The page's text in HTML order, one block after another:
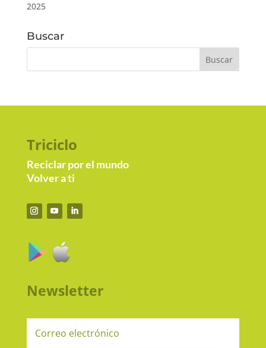
2025
Buscar
Triciclo
Reciclar por el mundo
Volver a ti
Newsletter